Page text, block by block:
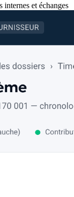
et échanges